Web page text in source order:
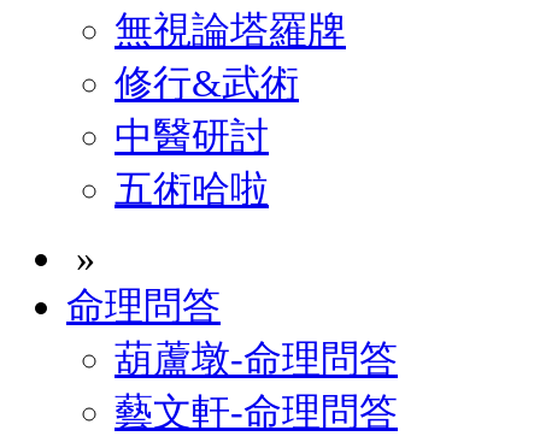
無視論塔羅牌
修行&武術
中醫研討
五術哈啦
»
命理問答
葫蘆墩-命理問答
藝文軒-命理問答